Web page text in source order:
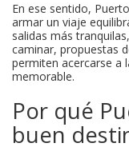
En ese sentido,
armar un viaje
salidas más
caminar, propuestas
permiten acercarse a
memorable.
Por qué
buen